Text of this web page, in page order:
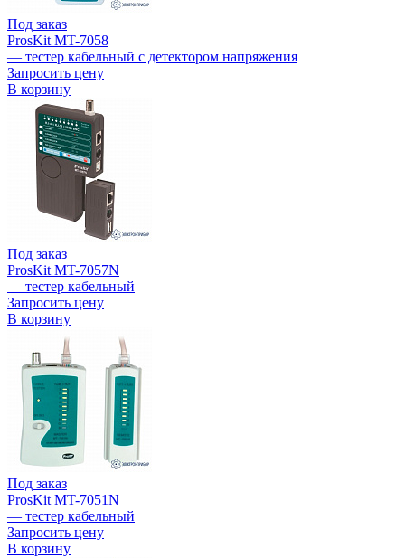
Под заказ
ProsKit MT-7058
— тестер кабельный с детектором напряжения
Запросить цену
В корзину
Под заказ
ProsKit MT-7057N
— тестер кабельный
Запросить цену
В корзину
Под заказ
ProsKit MT-7051N
— тестер кабельный
Запросить цену
В корзину